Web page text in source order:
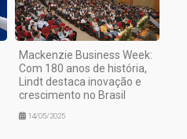
Mackenzie Business Week:
Com 180 anos de história,
Lindt destaca inovação e
crescimento no Brasil
14/05/2025